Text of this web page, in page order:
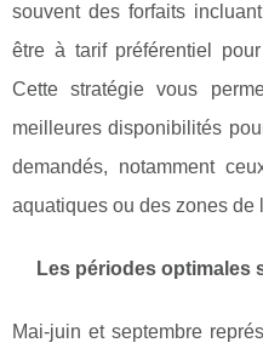
souvent des forfaits
être à tarif préférentiel
Cette stratégie vous
meilleures disponibilités
demandés, notamment
aquatiques ou des zones de
Les périodes optimales
Mai-juin et septembre